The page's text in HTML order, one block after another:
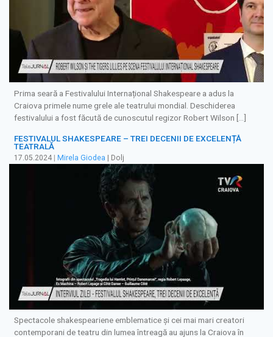
Prima seară a Festivalului Internațional Shakespeare a adus la
Craiova primele nume grele ale teatrului mondial. Deschiderea
festivalului a fost făcută de cunoscutul regizor Robert Wilson […]
FESTIVALUL SHAKESPEARE – TREI DECENII DE EXCELENȚĂ
TEATRALĂ
17.05.2024 Mirela Giodea | Dolj
Spectacole shakespeariene emblematice și cei mai mari creatori
contemporani de teatru din lumea întreagă au ajuns la Craiova în